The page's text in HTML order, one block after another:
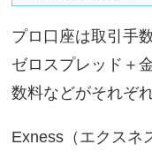
プロ口座は取引手
ゼロスプレッド＋
数料などがそれぞ
Exness（エクスネ